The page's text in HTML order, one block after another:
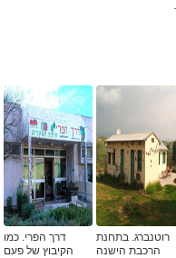
רוטנברג. בתחנת
הרכבת הישנה
דרך הפרי. כמו
הקיבוץ של פעם